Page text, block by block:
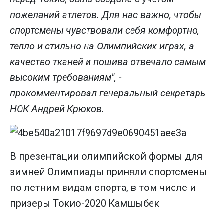
пожеланий атлетов. Для нас важно, чтобы
спортсмены чувствовали себя комфортно,
тепло и стильно на Олимпийских играх, а
качество тканей и пошива отвечало самым
высоким требованиям", -
прокомментировал генеральный секретарь
НОК Андрей Крюков.
В презентации олимпийской формы для
зимней Олимпиады приняли спортсмены
по летним видам спорта, в том числе и
призеры Токио-2020 Камшыбек